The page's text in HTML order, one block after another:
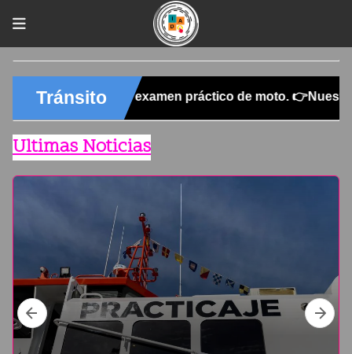
Ultimas Noticias